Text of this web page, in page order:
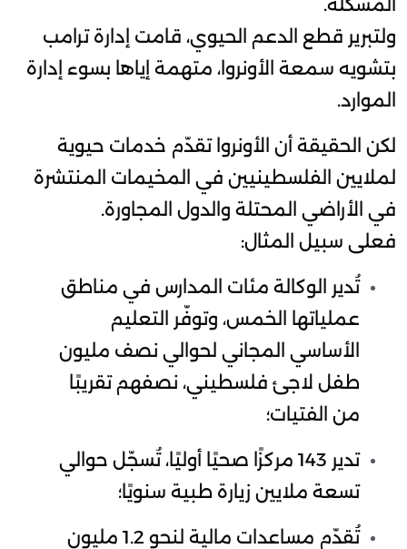
ولتبرير قطع الدعم الحيوي، قامت إدارة ترامب
بتشويه سمعة الأونروا، متهمة إياها بسوء إدارة
الموارد.
لكن الحقيقة أن الأونروا تقدّم خدمات حيوية
لملايين الفلسطينيين في المخيمات المنتشرة
في الأراضي المحتلة والدول المجاورة.
فعلى سبيل المثال:
تُدير الوكالة مئات المدارس في مناطق
عملياتها الخمس، وتوفّر التعليم
الأساسي المجاني لحوالي نصف مليون
طفل لاجئ فلسطيني، نصفهم تقريبًا
من الفتيات؛
تدير 143 مركزًا صحيًا أوليًا، تُسجّل حوالي
تسعة ملايين زيارة طبية سنويًا؛
تُقدّم مساعدات مالية لنحو 1.2 مليون